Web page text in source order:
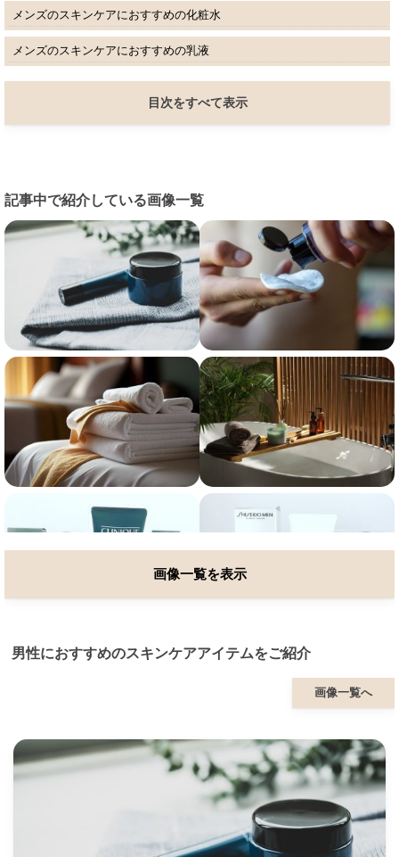
メンズのスキンケアにおすすめの化粧水
メンズのスキンケアにおすすめの乳液
目次をすべて表示
記事中で紹介している画像一覧
画像一覧を表示
男性におすすめのスキンケアアイテムをご紹介
画像一覧へ